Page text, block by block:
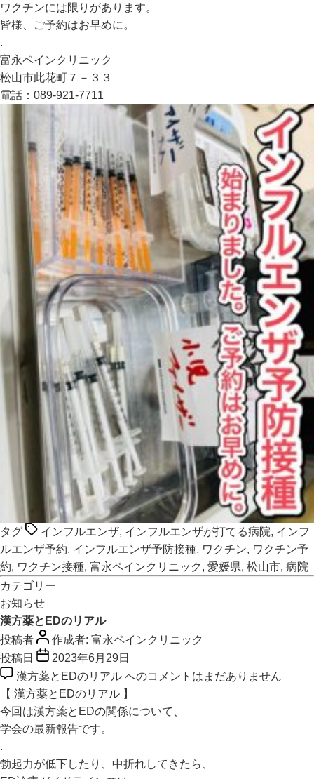
ワクチンには限りがあります。
皆様、ご予約はお早めに。
.
富永ペインクリニック
松山市此花町７－３３
電話：089-921-7711
タグ インフルエンザ, インフルエンザが打てる病院, インフ
ルエンザ予約, インフルエンザ予防接種, ワクチン, ワクチン予
約, ワクチン接種, 富永ペインクリニック , 愛媛県, 松山市, 病院
カテゴリー
お知らせ
漢方薬とEDのリアル
投稿者
作成者: 富永ペインクリニック
投稿日
2023年6月29日
漢方薬とEDのリアル へのコメントはまだありません
【 漢方薬とEDのリアル 】
今回は漢方薬とEDの関係について、
学会の最新報告です。
.
勃起力が低下したり、中折れしてきたら、